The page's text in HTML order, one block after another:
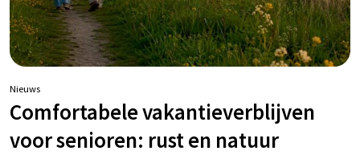
Nieuws
Comfortabele vakantieverblijven
voor senioren: rust en natuur